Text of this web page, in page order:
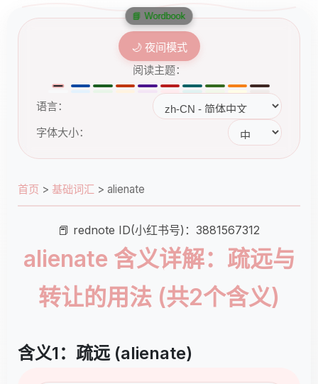
🌙 夜间模式
阅读主题：
语言：
字体大小：
首页 > 基础词汇 > alienate
📕 rednote ID(小红书号)：3881567312
alienate 含义详解：疏远与
转让的用法 (共2个含义)
含义1：疏远 (alienate)
📘 Wordbook